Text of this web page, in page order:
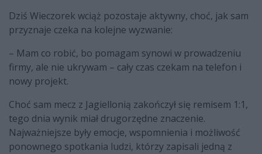
Dziś Wieczorek wciąż pozostaje aktywny, choć, jak sam
przyznaje czeka na kolejne wyzwanie:
– Mam co robić, bo pomagam synowi w prowadzeniu
firmy, ale nie ukrywam – cały czas czekam na telefon i
nowy projekt.
Choć sam mecz z Jagiellonią zakończył się remisem 1:1,
tego dnia wynik miał drugorzędne znaczenie.
Najważniejsze były emocje, wspomnienia i możliwość
ponownego spotkania ludzi, którzy zapisali jedną z